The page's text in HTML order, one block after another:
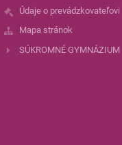
Údaje o prevádzkovateľovi
Mapa stránok
SÚKROMNÉ GYMNÁZIUM